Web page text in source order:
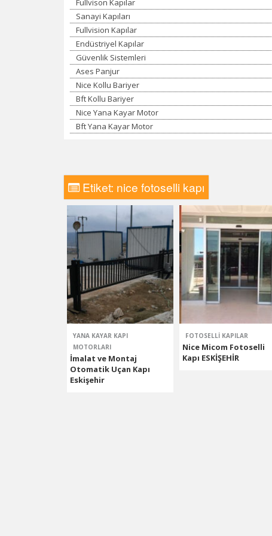
Fullvison Kapılar
Sanayi Kapıları
Fullvision Kapılar
Endüstriyel Kapılar
Güvenlik Sistemleri
Ases Panjur
Nice Kollu Bariyer
Bft Kollu Bariyer
Nice Yana Kayar Motor
Bft Yana Kayar Motor
Etiket: nice fotoselli kapı
YANA KAYAR KAPI
MOTORLARI
İmalat ve Montaj
Otomatik Uçan Kapı
Eskişehir
FOTOSELLI KAPILAR
Nice Micom Fotoselli
Kapı ESKİŞEHİR
Hızlı Yana Kayar Kapı Motoru